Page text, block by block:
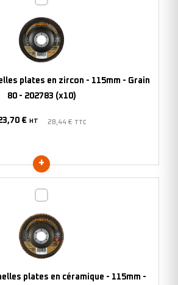
lamelles
plates
en
-
plates en zircon - 115mm - Grain
80 - 202783 (x10)
€ HT 28,44 € TTC
lamelles
plates
en
céramique
plates en céramique - 115mm -